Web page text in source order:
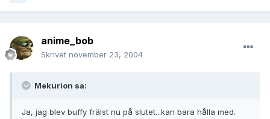
anime_bob
Skrivet november 23, 2004
Mekurion sa:
Ja, jag blev buffy frälst nu på slutet...kan bara hålla med.